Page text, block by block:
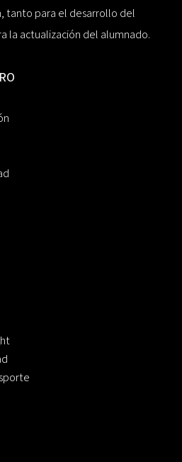
tanto para el desarrollo del
la actualización del alumnado.